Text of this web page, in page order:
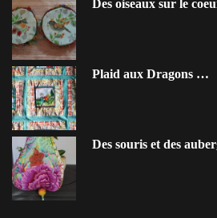
Des oiseaux sur le
Plaid aux Dragons …
Des souris et des